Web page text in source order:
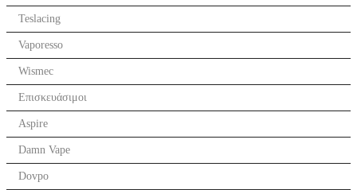
Teslacing
Vaporesso
Wismec
Επισκευάσιμοι
Aspire
Damn Vape
Dovpo